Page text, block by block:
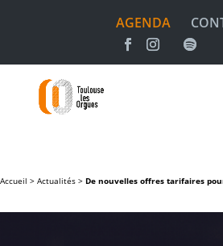
AGENDA
Accueil > Actualités > De nouvelles offres tarifaires